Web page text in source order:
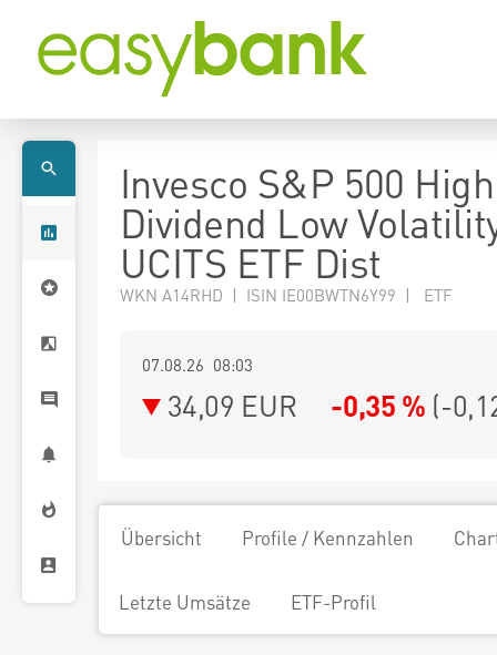
Invesco S&P 500 High
Dividend Low
UCITS ETF Dist
WKN A14RHD | ISIN IE00BWTN6Y99 | ETF
07.08.26 08:03
34,09 EUR -0,35 % (-
Übersicht Profile / Kennzahlen
Letzte Umsätze ETF-Profil